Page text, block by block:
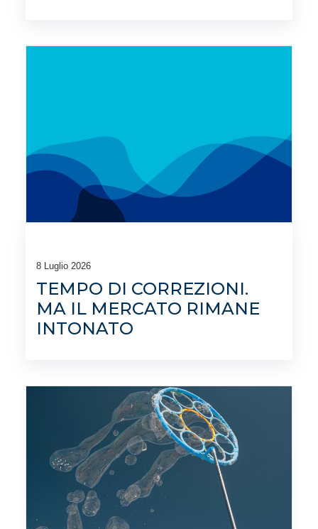
8 Luglio 2026
TEMPO DI CORREZIONI.
MA IL MERCATO RIMANE
INTONATO